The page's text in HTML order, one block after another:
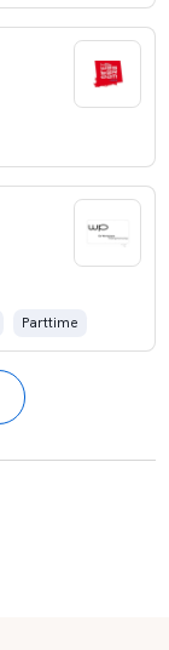
Parttime